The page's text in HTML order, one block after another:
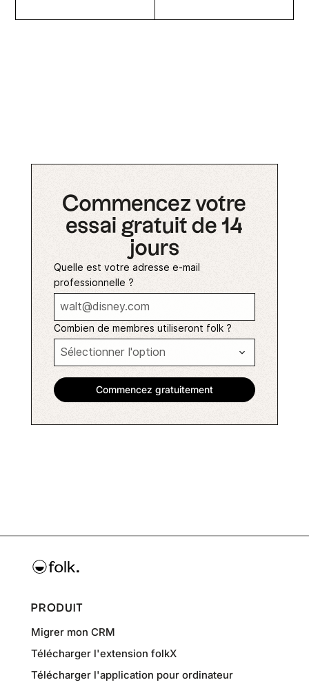
Commencez votre
essai gratuit de 14
jours
Quelle est votre adresse e-mail
professionnelle ?
Combien de membres utiliseront folk ?
PRODUIT
Migrer mon CRM
Télécharger l'extension folkX
Télécharger l'application pour ordinateur